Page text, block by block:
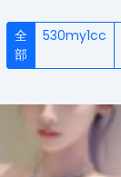
全
部
530my1cc